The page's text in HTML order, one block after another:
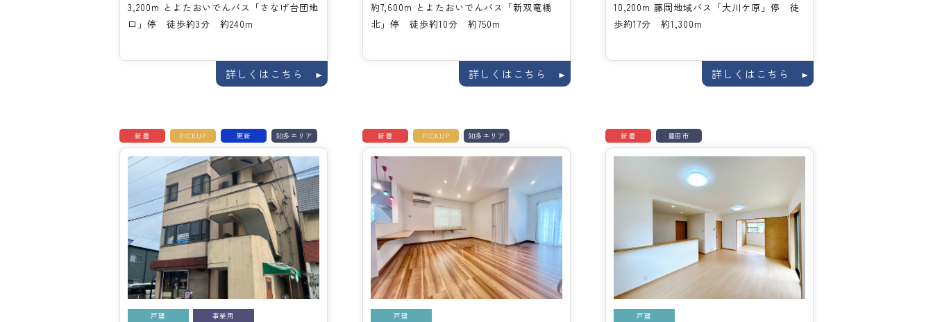
3,200m とよたおいでんバス「さなげ台団地
口」停 徒歩約3分 約240m
詳しくはこちら
約7,600m とよたおいでんバス「新双竜橋
北」停 徒歩約10分 約750m
詳しくはこちら
10,200m 藤岡地域バス「大川ケ原」停 徒
歩約17分 約1,300m
詳しくはこちら
新着 PICKUP 更新 知多エリア
戸建 事業用
新着 PICKUP 知多エリア
戸建
新着 豊田市
戸建